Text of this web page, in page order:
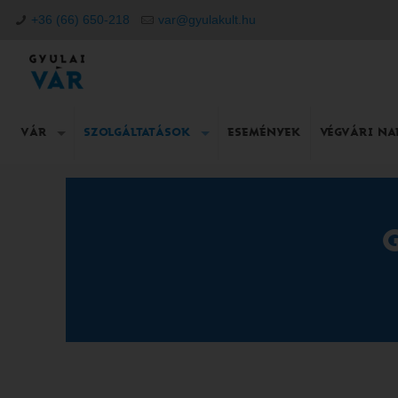
+36 (66) 650-218 var@gyulakult.hu
VÁR SZOLGÁLTATÁSOK ESEMÉNYEK VÉGVÁRI